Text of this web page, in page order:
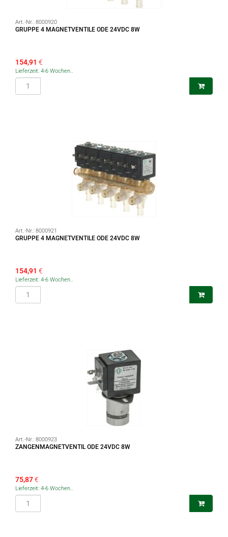
Art.-Nr.: 8000920
GRUPPE 4 MAGNETVENTILE ODE 24VDC 8W
154,91 €
Lieferzeit: 4-6 Wochen..
Art.-Nr.: 8000921
GRUPPE 4 MAGNETVENTILE ODE 24VDC 8W
154,91 €
Lieferzeit: 4-6 Wochen..
Art.-Nr.: 8000923
ZANGENMAGNETVENTIL ODE 24VDC 8W
75,87€
Lieferzeit: 4-6 Wochen..